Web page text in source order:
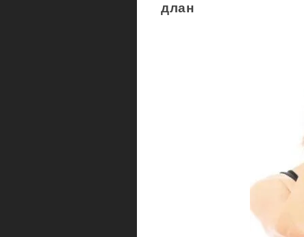
длан